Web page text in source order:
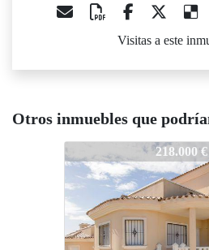
Visitas a este
Otros inmuebles que
225.000 €